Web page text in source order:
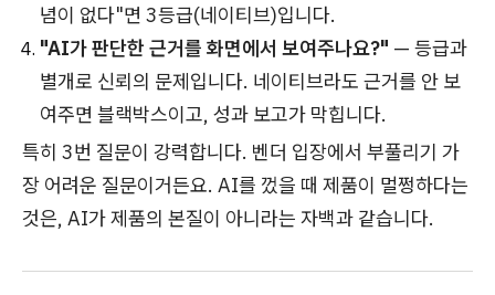
념이 없다"면 3등급(네이티브)입니다.
"AI가 판단한 근거를 화면에서 보여주나요?" — 등급과
별개로 신뢰의 문제입니다. 네이티브라도 근거를 안 보
여주면 블랙박스이고, 성과 보고가 막힙니다.
특히 3번 질문이 강력합니다. 벤더 입장에서 부풀리기 가
장 어려운 질문이거든요. AI를 껐을 때 제품이 멀쩡하다는
것은, AI가 제품의 본질이 아니라는 자백과 같습니다.